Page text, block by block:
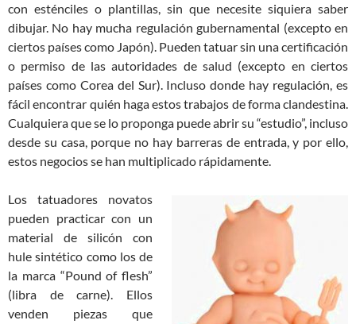
con esténciles o plantillas, sin que necesite siquiera saber
dibujar. No hay mucha regulación gubernamental (excepto en
ciertos países como Japón). Pueden tatuar sin una certificación
o permiso de las autoridades de salud (excepto en ciertos
países como Corea del Sur). Incluso donde hay regulación, es
fácil encontrar quién haga estos trabajos de forma clandestina.
Cualquiera que se lo proponga puede abrir su “estudio”, incluso
desde su casa, porque no hay barreras de entrada, y por ello,
estos negocios se han multiplicado rápidamente.
Los tatuadores novatos
pueden practicar con un
material de silicón con
hule sintético como los de
la marca “Pound of flesh”
(libra de carne). Ellos
venden piezas que